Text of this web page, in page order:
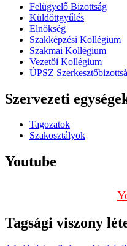
Felügyelő Bizottság
Küldöttgyűlés
Elnökség
Szakképzési Kollégium
Szakmai Kollégium
Vezetői Kollégium
ÚPSZ
Szervezeti
Tagozatok
Szakosztályok
Youtube
Tagsági viszony